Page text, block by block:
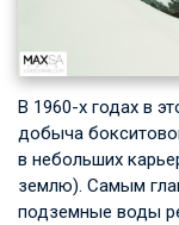
В 1960-х годах в
добыча
в небольших
землю). Самым
подземные воды